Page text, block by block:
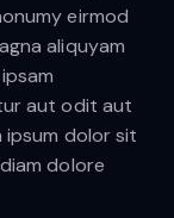
eirmod
aliquyam
aut odit aut
ipsum dolor sit
dolore